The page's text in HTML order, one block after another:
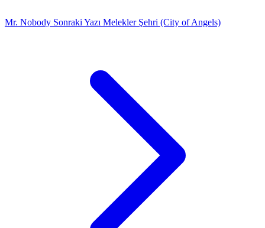
Mr. Nobody Sonraki Yazı Melekler Şehri (City of Angels)